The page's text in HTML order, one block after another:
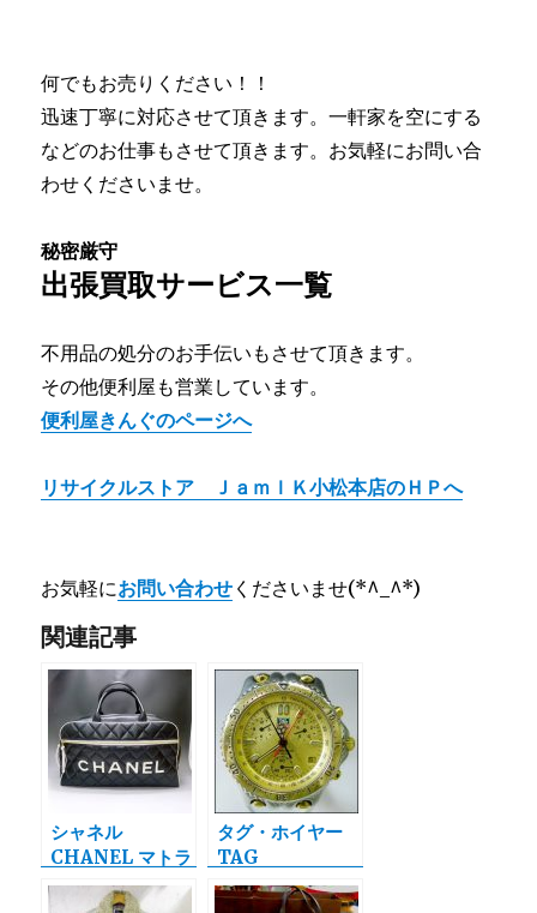
何でもお売りください！！
迅速丁寧に対応させて頂きます。一軒家を空にする
などのお仕事もさせて頂きます。お気軽にお問い合
わせくださいませ。
秘密厳守
出張買取サービス一覧
不用品の処分のお手伝いもさせて頂きます。
その他便利屋も営業しています。
便利屋きんぐのページへ
リサイクルストア ＪａｍｌＫ小松本店のＨＰへ
お気軽にお問い合わせ くださいませ(*^_^*)
関連記事
シャネル
CHANEL マトラ
ッセ ボストンバ
ッグを宅配買取さ
タグ・ホイヤー
TAG
HEUER クロノ
グラフ 腕時計の